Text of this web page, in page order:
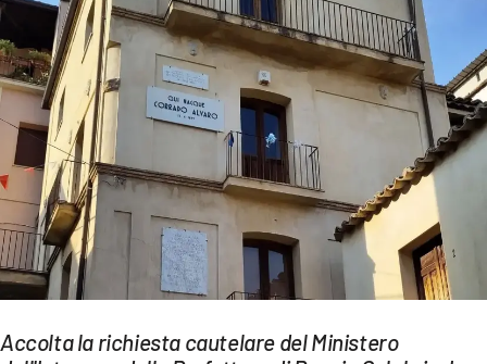
CULTURA
ECONOMIA E LAVORO
EVENTI
SPORT
Streaming
LAC TV
Accolta la richiesta cautelare del Ministero